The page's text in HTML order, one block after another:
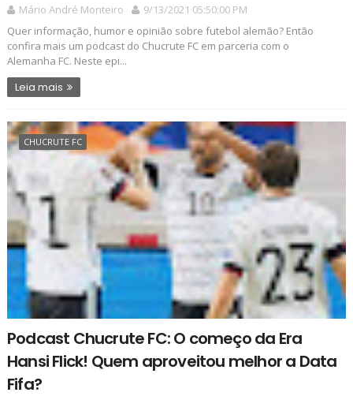
Mário André Monteiro
9/13/2021 05:50:00 PM
Quer informação, humor e opinião sobre futebol alemão? Então
confira mais um podcast do Chucrute FC em parceria com o
Alemanha FC. Neste epi...
Leia mais
CHUCRUTE FC
Podcast Chucrute FC: O começo da Era
Hansi Flick! Quem aproveitou melhor a Data
Fifa?